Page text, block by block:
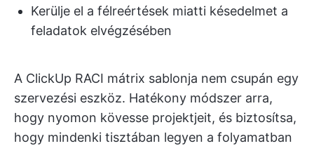
Kerülje el a félreértések miatti késedelmet a
feladatok elvégzésében
A ClickUp RACI mátrix sablonja nem csupán egy
szervezési eszköz. Hatékony módszer arra,
hogy nyomon kövesse projektjeit, és biztosítsa,
hogy mindenki tisztában legyen a folyamatban